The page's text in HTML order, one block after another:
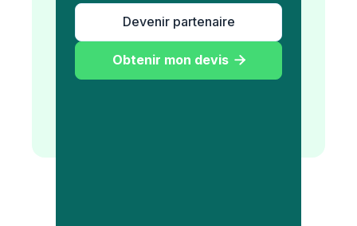
Devenir partenaire
Obtenir mon devis 